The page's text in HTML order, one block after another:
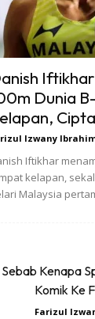
Dunia
Izwany
Iftikhar
kelapan,
Malaysia
Kenapa
Komik Ke
Farizul